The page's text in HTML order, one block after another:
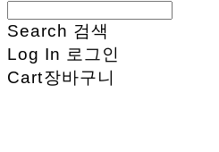
Search 검색
Log In 로그인
Cart장바구니